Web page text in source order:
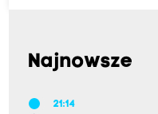
Najnowsze
21:14